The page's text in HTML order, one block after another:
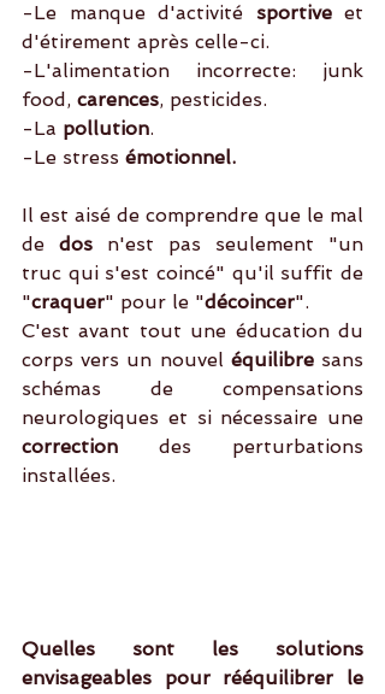
-Le manque d'activité sportive et
d'étirement après celle-ci.
-L'alimentation incorrecte: junk
food, carences, pesticides.
-La pollution.
-Le stress émotionnel.
Il est aisé de comprendre que le mal
de dos n'est pas seulement "un
truc qui s'est coincé" qu'il suffit de
"craquer" pour le "décoincer".
C'est avant tout une éducation du
corps vers un nouvel équilibre sans
schémas de compensations
correction des perturbations
installées.
Quelles sont les solutions
envisageables pour rééquilibrer le